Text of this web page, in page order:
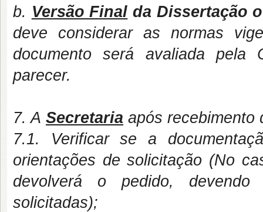
b. Versão Final da Dissertação
deve considerar as normas
documento será avaliada pela
parecer.
7. A Secretaria após recebimento
7.1. Verificar se a
orientações de solicitação (No
devolverá o pedido,
solicitadas);